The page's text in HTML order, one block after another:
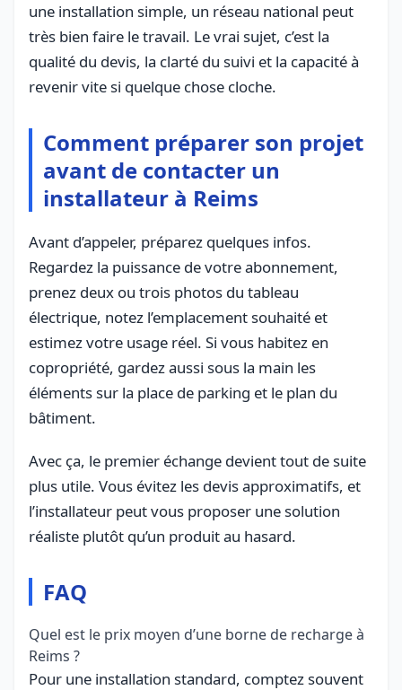
une installation simple, un réseau national peut
très bien faire le travail. Le vrai sujet, c’est la
qualité du devis, la clarté du suivi et la capacité à
revenir vite si quelque chose cloche.
Comment préparer son projet
avant de contacter un
installateur à Reims
Avant d’appeler, préparez quelques infos.
Regardez la puissance de votre abonnement,
prenez deux ou trois photos du tableau
électrique, notez l’emplacement souhaité et
estimez votre usage réel. Si vous habitez en
copropriété, gardez aussi sous la main les
éléments sur la place de parking et le plan du
bâtiment.
Avec ça, le premier échange devient tout de suite
plus utile. Vous évitez les devis approximatifs, et
l’installateur peut vous proposer une solution
réaliste plutôt qu’un produit au hasard.
FAQ
Quel est le prix moyen d’une borne de recharge à
Reims ?
Pour une installation standard, comptez souvent